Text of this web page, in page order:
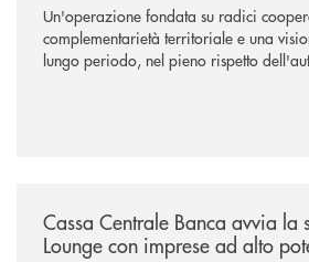
Un'operazione fondata su radici
complementarietà territoriale e una
lungo periodo, nel pieno rispetto
negoziazione esclusiva per la
Cassa Centrale Banca avvia la
Lounge con imprese ad alto